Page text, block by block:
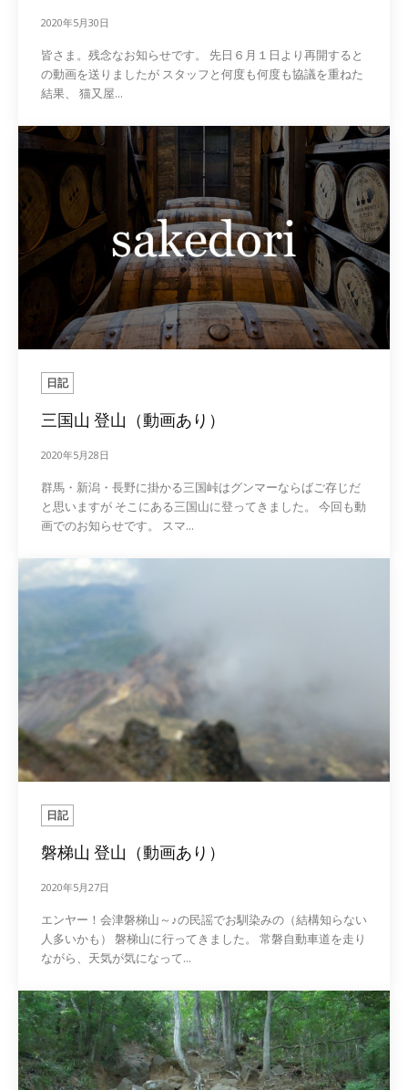
2020年5月30日
皆さま。残念なお知らせです。 先日６月１日より再開すると
の動画を送りましたが スタッフと何度も何度も協議を重ねた
結果、 猫又屋...
日記
三国山 登山（動画あり）
2020年5月28日
群馬・新潟・長野に掛かる三国峠はグンマーならばご存じだ
と思いますが そこにある三国山に登ってきました。 今回も動
画でのお知らせです。 スマ...
日記
磐梯山 登山（動画あり）
2020年5月27日
エンヤー！会津磐梯山～♪の民謡でお馴染みの（結構知らない
人多いかも） 磐梯山に行ってきました。 常磐自動車道を走り
ながら、天気が気になって...